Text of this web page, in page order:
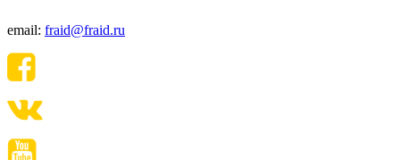
email: fraid@fraid.ru